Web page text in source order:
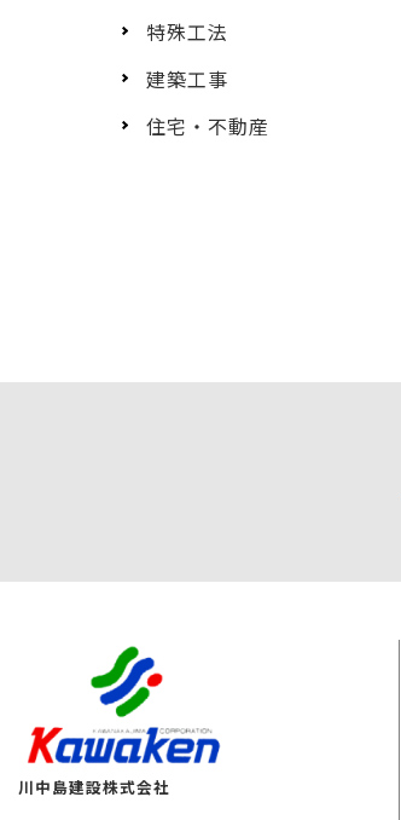
特殊工法
建築工事
住宅・不動産
川中島建設株式会社